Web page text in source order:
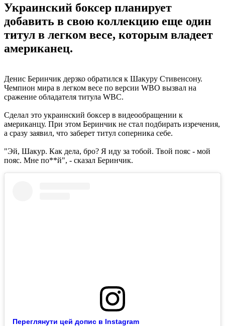
Украинский боксер планирует
добавить в свою коллекцию еще один
титул в легком весе, которым владеет
американец.
Денис Беринчик дерзко обратился к Шакуру Стивенсону.
Чемпион мира в легком весе по версии WBO вызвал на
сражение обладателя титула WBC.
Сделал это украинский боксер в видеообращении к
американцу. При этом Беринчик не стал подбирать изречения,
а сразу заявил, что заберет титул соперника себе.
"Эй, Шакур. Как дела, бро? Я иду за тобой. Твой пояс - мой
пояс. Мне по**й", - сказал Беринчик.
Переглянути цей допис в Instagram